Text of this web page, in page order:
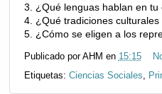
3. ¿Qué lenguas hablan en
4. ¿Qué tradiciones
5. ¿Cómo se eligen a los
Publicado porAHM en 15:15
Etiquetas: Ciencias Sociales